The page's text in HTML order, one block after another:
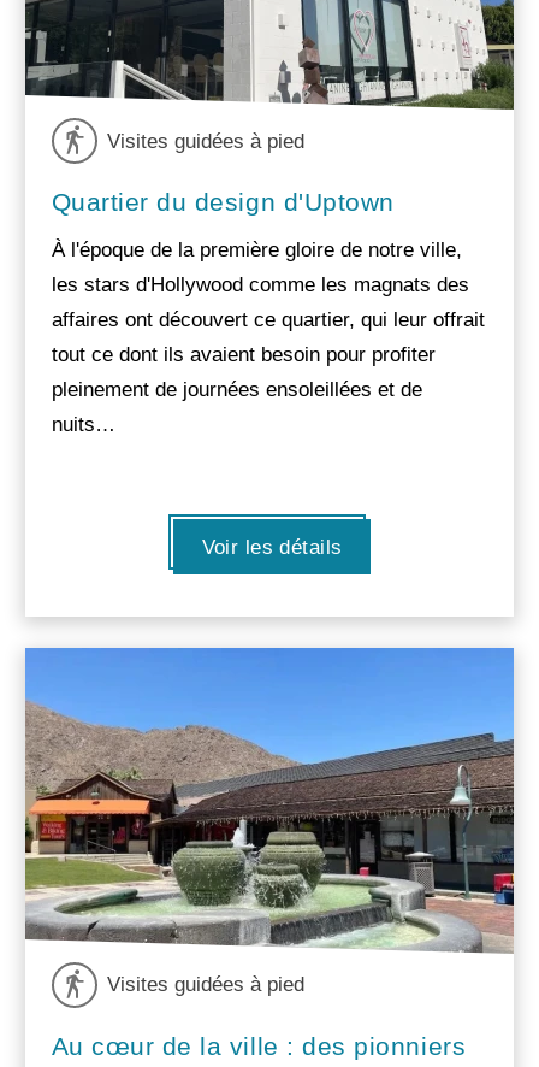
Visites guidées à pied
Quartier du design d'Uptown
À l'époque de la première gloire de notre ville,
les stars d'Hollywood comme les magnats des
affaires ont découvert ce quartier, qui leur offrait
tout ce dont ils avaient besoin pour profiter
pleinement de journées ensoleillées et de
nuits…
Voir les détails
Visites guidées à pied
Au cœur de la ville : des pionniers